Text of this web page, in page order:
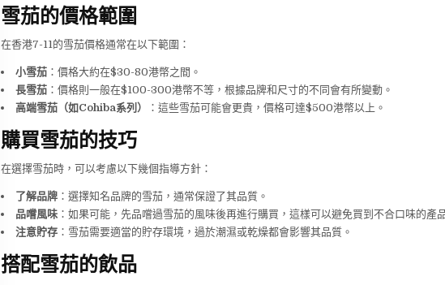
雪茄的價格範圍
在香港7-11的雪茄價格通常在以下範圍：
小雪茄：價格大約在$30-80港幣之間。
長雪茄：價格則一般在$100-300港幣不等，根據品牌和尺寸的不同會有所變動。
高端雪茄（如Cohiba系列）
：這些雪茄可能會更貴，價格可達$500港幣以上。
購買雪茄的技巧
在選擇雪茄時，可以考慮以下幾個指導方針：
了解品牌：選擇知名品牌的雪茄，通常保證了其品質。
品嚐風味：如果可能，先品嚐過雪茄的風味後再進行購買，這樣可以避免買到不合口味的產
注意貯存：雪茄需要適當的貯存環境，過於潮濕或乾燥都會影響其品質。
搭配雪茄的飲品